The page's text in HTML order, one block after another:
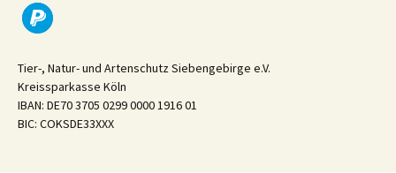
Tier-, Natur- und Artenschutz Siebengebirge e.V.
Kreissparkasse Köln
IBAN: DE70 3705 0299 0000 1916 01
BIC: COKSDE33XXX